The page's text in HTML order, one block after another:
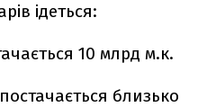
ідеться:
10 млрд м.к.
близько